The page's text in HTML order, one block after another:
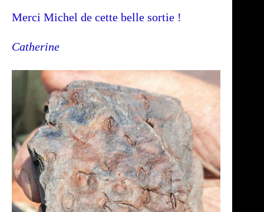
Merci Michel de cette belle sortie !
Catherine